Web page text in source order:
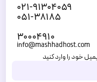
۰۲۱-۹۱۳۰۴۰۵۹
۰۵۱-۳۸۱۸۵
۳۰۰۰۴۹۱۰
info@mashhadhost.com
خود را وارد کنید